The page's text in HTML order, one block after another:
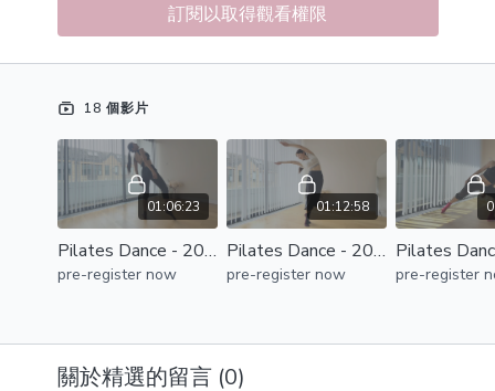
訂閱以取得觀看權限
18 個影片
01:06:23
Pilates Dance - 20260704
pre-register now
01:12:58
Pilates Dance - 20260618
pre-register now pre-register
關於精選的留言 (0)